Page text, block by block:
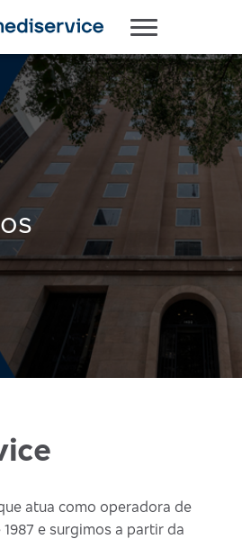
atua como operadora de
e surgimos a partir da